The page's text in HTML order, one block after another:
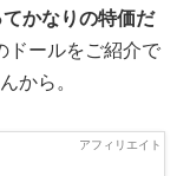
かなりの特価だ
ドールをご紹介で
から。